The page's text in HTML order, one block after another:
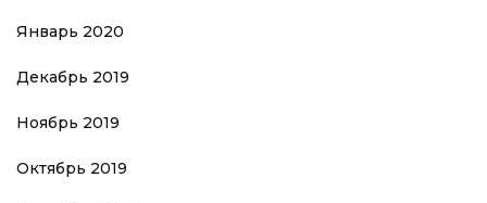
Январь 2020
Декабрь 2019
Ноябрь 2019
Октябрь 2019